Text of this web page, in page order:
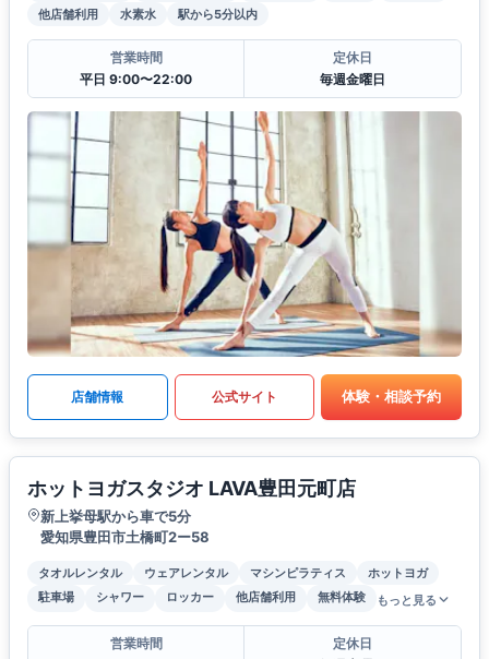
他店舗利用
水素水 駅から5分以内
営業時間
平日 9:00〜22:00
定休日
毎週金曜日
店舗情報 公式サイト 体験・相談予約
ホットヨガスタジオ LAVA豊田元町店
新上挙母駅から車で5分
愛知県豊田市土橋町2ー58
タオルレンタル ウェアレンタル マシンピラティス
ホットヨガ
駐車場
シャワー ロッカー 他店舗利用 無料体験 もっと見る
営業時間
定休日